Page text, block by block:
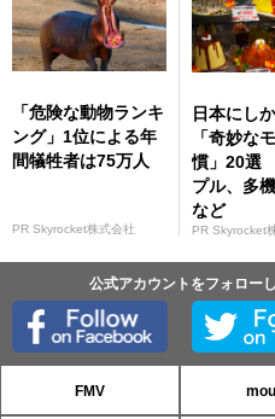
「危険な動物ランキ
ング」1位による年
間犠牲者は75万人
PR Skyrocket株式会社
日本にし
「奇妙な
慣」20選
プル、多
など
PR Skyrocket
公式アカウントをフォロー
FMV